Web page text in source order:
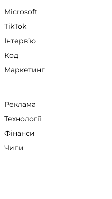
Microsoft
TikTok
Інтервʼю
Код
Маркетинг
Реклама
Технології
Фінанси
Чипи